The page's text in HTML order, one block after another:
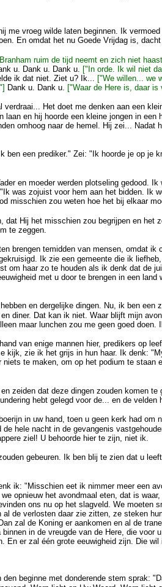
me vroeg wilde laten beginnen. Ik
En omdat het nu Goede Vrijdag is,
ruim de tijd neemt en zich niet
u. Dank u. Dank u. ["In orde. Ik wil niet
ik dat niet. Ziet u? Ik... ["We willen... we
Dank u. Dank u. ["Waar de Here is, daar is
Het doet me denken aan een
en hij hoorde een kleine jongen in een
omhoog naar de hemel. Hij zei... Nadat
een prediker." Zei: "Ik hoorde je op je
en moeder werden plotseling gedood. Ik
was zojuist voor hem aan het bidden. Ik
misschien zou weten hoe het bij elkaar
dat Hij het misschien zou begrijpen en het
te zeggen.
brengen temidden van mensen, omdat ik
Ik zie een gemeente die ik
om haar zo te houden als ik denk dat de
met u door te brengen in een land
en dergelijke dingen. Nu, ik ben een
diner. Dat kan ik niet. Waar blijft mijn
maar lunchen zou me geen goed doen.
van enige mannen hier, predikers op
kijk, zie ik het grijs in hun haar. Ik denk:
te maken, om op het podium te staan
zeiden dat deze dingen zouden komen
hebt gelegd voor de... en de velden
in uw hand, toen u geen kerk had om
hele nacht in de gevangenis
ziel! U behoorde hier te zijn, niet ik.
gebeuren. Ik ben blij te zien dat u
ik: "Misschien eet ik nimmer meer een
opnieuw het avondmaal eten, dat is
ons nu op het slagveld. We moeten
de verlosten daar zie zitten, ze steken
zal de Koning er aankomen en al de
in de vreugde van de Here, die voor
En er zal één grote eeuwigheid zijn. Die wil
beginne met donderende stem sprak: